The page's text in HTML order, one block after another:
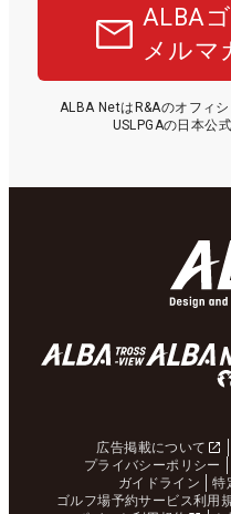
ALBA
メルマ
ALBA NetはR&Aのオフィ
USLPGAの日本公
広告掲載について
プライバシーポリシー
ガイドライン
特
ゴルフ場予約サービス利用